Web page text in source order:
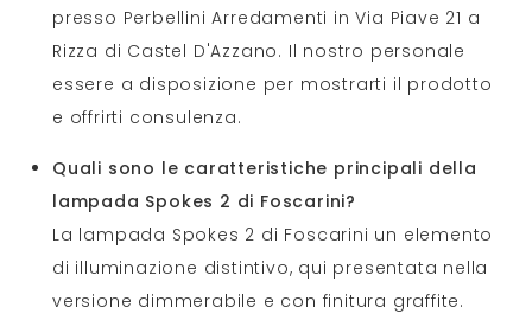
presso Perbellini Arredamenti in Via Piave 21 a
Rizza di Castel D'Azzano. Il nostro personale
essere a disposizione per mostrarti il prodotto
e offrirti consulenza.
Quali sono le caratteristiche principali della
lampada Spokes 2 di Foscarini?
La lampada Spokes 2 di Foscarini un elemento
di illuminazione distintivo, qui presentata nella
versione dimmerabile e con finitura graffite.